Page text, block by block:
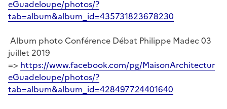
eGuadeloupe/photos/?
tab=album&album_id=435731823678230
Album photo Conférence Débat Philippe Madec 03
juillet 2019
=> https://www.facebook.com/pg/MaisonArchitectur
eGuadeloupe/photos/?
tab=album&album_id=428497724401640